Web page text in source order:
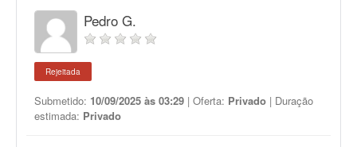
Pedro G.
Rejeitada
Submetido: 10/09/2025 às 03:29 | Oferta: Privado | Duração
estimada: Privado